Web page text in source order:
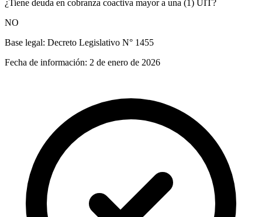
¿Tiene deuda en cobranza coactiva mayor a una (1) UIT?
NO
Base legal: Decreto Legislativo N° 1455
Fecha de información: 2 de enero de 2026